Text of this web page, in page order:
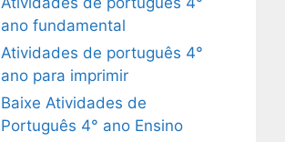
ano fundamental
Atividades de português 4°
ano para imprimir
Baixe Atividades de
Português 4° ano Ensino